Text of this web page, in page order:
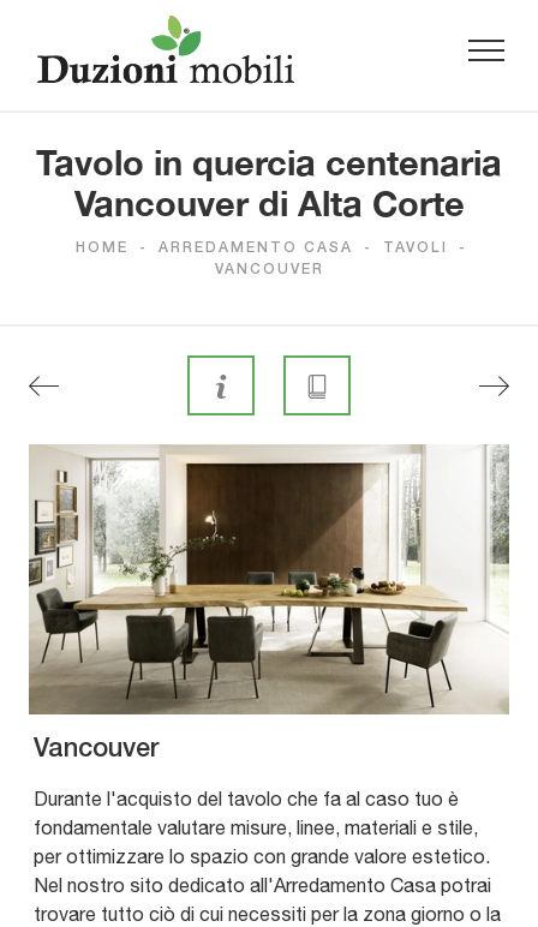
Tavolo in quercia centenaria
Vancouver di Alta Corte
HOME - ARREDAMENTO CASA - TAVOLI
-
VANCOUVER
Vancouver
Durante l'acquisto del tavolo che fa al caso tuo è
fondamentale valutare misure, linee, materiali e stile,
per ottimizzare lo spazio con grande valore estetico.
Nel nostro sito dedicato all'Arredamento Casa potrai
trovare tutto ciò di cui necessiti per la zona giorno o la